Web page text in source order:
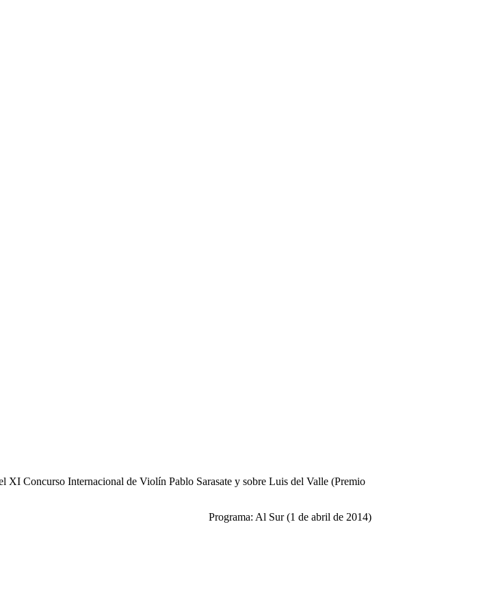
Concurso Internacional de Violín Pablo Sarasate y sobre Luis del Valle (Premio
Programa: Al Sur (1 de abril de 2014)